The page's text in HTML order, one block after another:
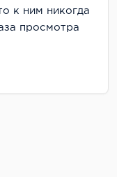
к ним никогда
просмотра